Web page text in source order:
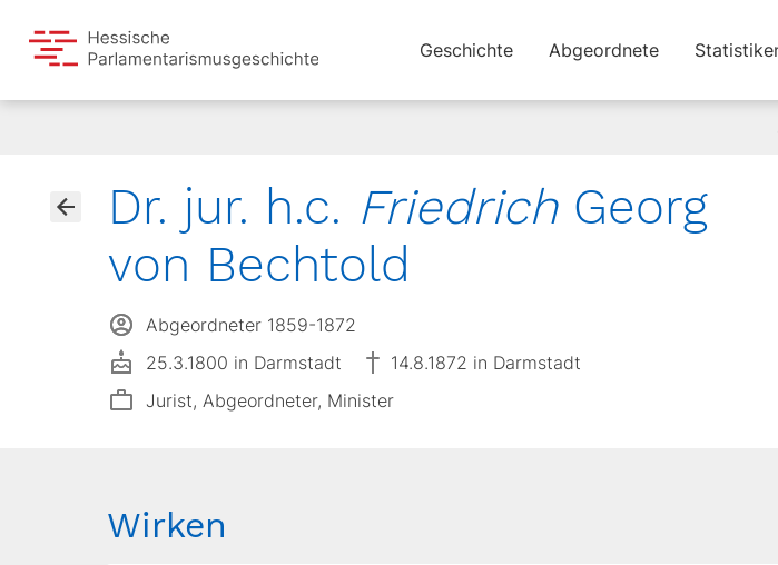
Geschichte Abgeordnete
Dr. jur. h.c. FriedrichGeorg
von Bechtold
Abgeordneter 1859-1872
25.3.1800 in Darmstadt
14.8.1872 in Darmstadt
Jurist, Abgeordneter, Minister
Wirken